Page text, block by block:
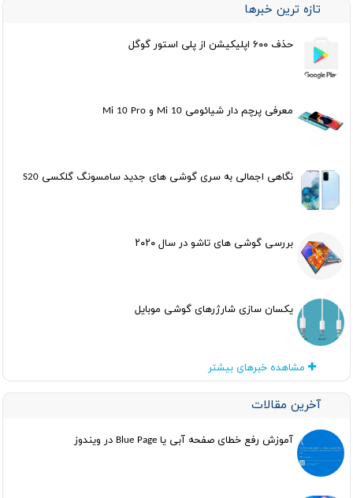
تازه ترین خبرها
حذف ۶۰۰ اپلیکیشن از پلی استور گوگل
معرفی پرچم دار شیائومی Mi 10 و Mi 10 Pro
نگاهی اجمالی به سری گوشی های جدید سامسونگ گلکسی S20
بررسی گوشی های تاشو در سال ۲۰۲۰
یکسان سازی شارژرهای گوشی موبایل
مشاهده خبرهای بیشتر
آخرین مقالات
آموزش رفع خطای صفحه آبی یا Blue Page در ویندوز